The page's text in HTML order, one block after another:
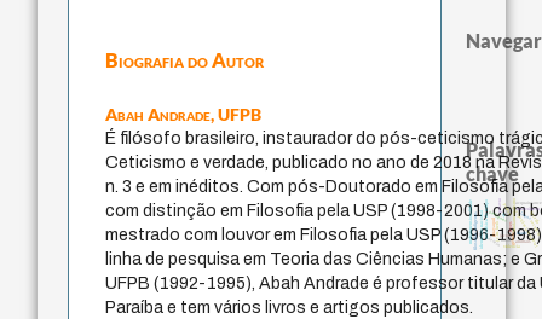
Biografia do Autor
Abah Andrade,UFPB
É filósofo brasileiro, instaurador do pós-ceticismo
Ceticismo e verdade, publicado no ano de 2018 na
n. 3 e em inéditos. Com pós-Doutorado em Filosofia
com distinção em Filosofia pela USP (1998-2001) com
mestrado com louvor em Filosofia pela USP (1996-
linha de pesquisa em Teoria das Ciências Humanas; e
UFPB (1992-1995), Abah Andrade é professor titular da
Paraíba e tem vários livros e artigos publicados.
Navegar
chave
fundamentalismo
jacobi
protágoras experiência temporal
metafísica do tempo género idade
intolerância
identidade nacional
filosofias indígenas j.c.m. neto
palavraperdón
leyes
violencia
guayaquil
logos
lei
multidimensionalidade acquaintance
desejo
sacrifício
bataille
mind animais